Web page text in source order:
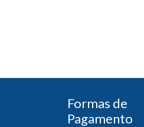
Formas de
Pagamento